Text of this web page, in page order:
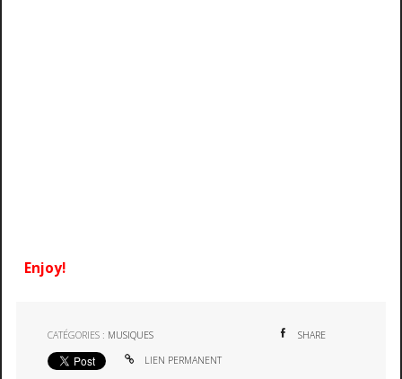
Enjoy!
CATÉGORIES : MUSIQUES SHARE
LIEN PERMANENT